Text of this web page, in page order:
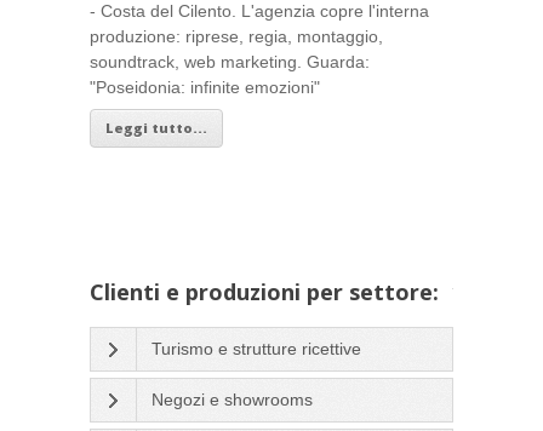
- Costa del Cilento. L'agenzia copre l'interna
produzione: riprese, regia, montaggio,
soundtrack, web marketing. Guarda:
"Poseidonia: infinite emozioni"
Leggi tutto...
Clienti e produzioni per settore:
Turismo e strutture ricettive
Negozi e showrooms